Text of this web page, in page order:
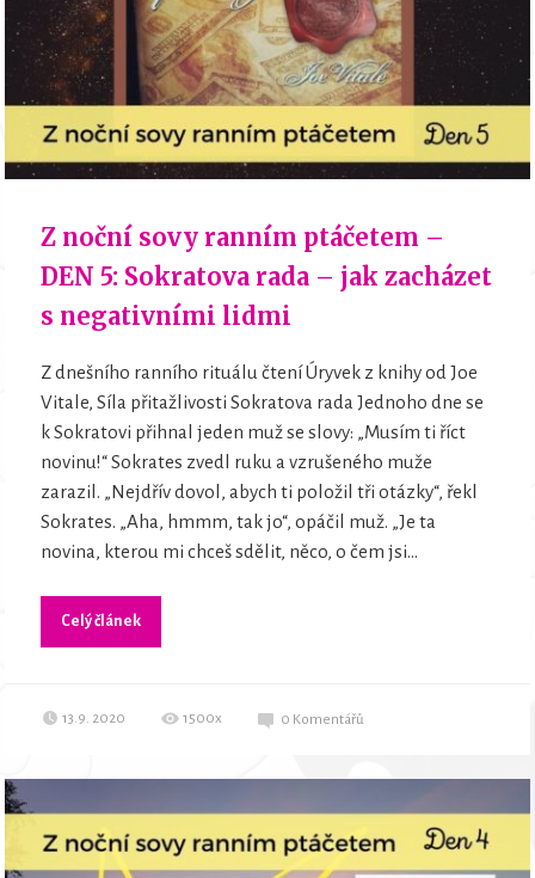
Z noční sovy ranním ptáčetem –
DEN 5: Sokratova rada – jak zacházet
s negativními lidmi
Z dnešního ranního rituálu čtení Úryvek z knihy od Joe
Vitale, Síla přitažlivosti Sokratova rada Jednoho dne se
k Sokratovi přihnal jeden muž se slovy: „Musím ti říct
novinu!“ Sokrates zvedl ruku a vzrušeného muže
zarazil. „Nejdřív dovol, abych ti položil tři otázky“, řekl
Sokrates. „Aha, hmmm, tak jo“, opáčil muž. „Je ta
novina, kterou mi chceš sdělit, něco, o čem jsi...
Celý článek
13.9. 2020 1500x 0 Komentářů